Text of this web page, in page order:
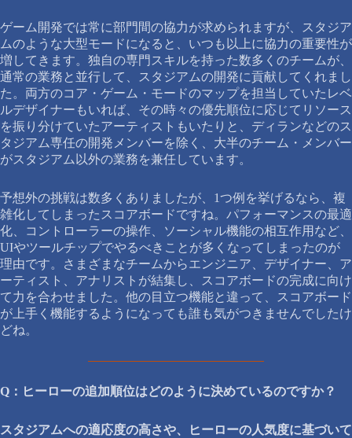
ゲーム開発では常に部門間の協力が求められますが、スタジア
ムのような大型モードになると、いつも以上に協力の重要性が
増してきます。独自の専門スキルを持った数多くのチームが、
通常の業務と並行して、スタジアムの開発に貢献してくれまし
た。両方のコア・ゲーム・モードのマップを担当していたレベ
ルデザイナーもいれば、その時々の優先順位に応じてリソース
を振り分けていたアーティストもいたりと、ディランなどのス
タジアム専任の開発メンバーを除く、大半のチーム・メンバー
がスタジアム以外の業務を兼任しています。
予想外の挑戦は数多くありましたが、1つ例を挙げるなら、複
雑化してしまったスコアボードですね。パフォーマンスの最適
化、コントローラーの操作、ソーシャル機能の相互作用など、
UIやツールチップでやるべきことが多くなってしまったのが
理由です。さまざまなチームからエンジニア、デザイナー、ア
ーティスト、アナリストが結集し、スコアボードの完成に向け
て力を合わせました。他の目立つ機能と違って、スコアボード
が上手く機能するようになっても誰も気がつきませんでしたけ
どね。
Q：ヒーローの追加順位はどのように決めているのですか？
スタジアムへの適応度の高さや、ヒーローの人気度に基づいて